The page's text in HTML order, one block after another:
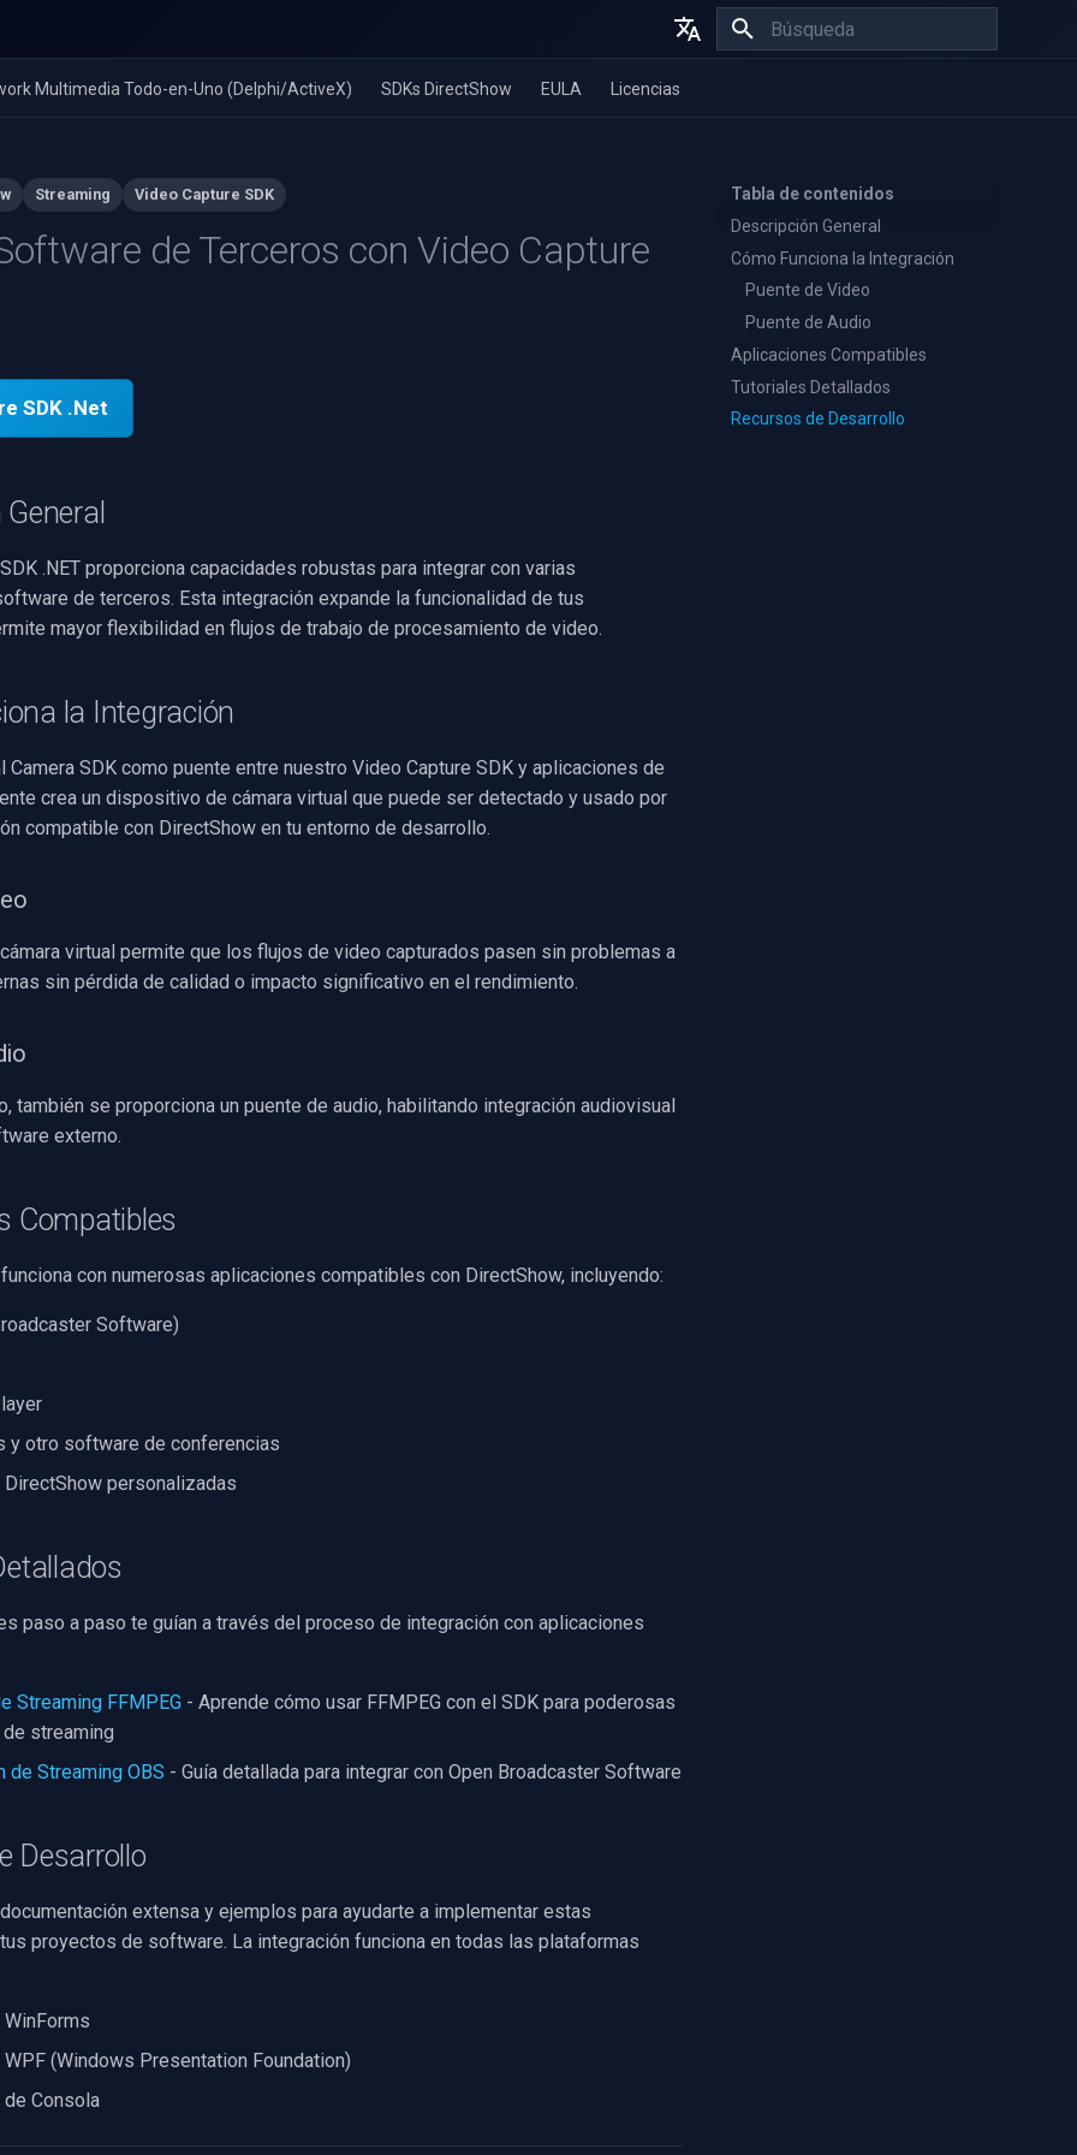
English
Multimedia Todo-en-Uno (Delphi/ActiveX) SDKs DirectShow EULA Licencias
Tabla de contenidos
Descripción General
Cómo Funciona la Integración
Puente de Video
Puente de Audio
Aplicaciones Compatibles
Tutoriales Detallados
Recursos de Desarrollo
Streaming Video Capture SDK
de Terceros con Video Capture
SDK .Net
.NET proporciona capacidades robustas para integrar con varias
de terceros. Esta integración expande la funcionalidad de tus
mayor flexibilidad en flujos de trabajo de procesamiento de video.
la Integración
Camera SDK como puente entre nuestro Video Capture SDK y aplicaciones de
crea un dispositivo de cámara virtual que puede ser detectado y usado por
compatible con DirectShow en tu entorno de desarrollo.
virtual permite que los flujos de video capturados pasen sin problemas a
sin pérdida de calidad o impacto significativo en el rendimiento.
también se proporciona un puente de audio, habilitando integración audiovisual
externo.
Compatibles
con numerosas aplicaciones compatibles con DirectShow, incluyendo:
Software)
y otro software de conferencias
personalizadas
paso a paso te guían a través del proceso de integración con aplicaciones
Streaming FFMPEG - Aprende cómo usar FFMPEG con el SDK para poderosas
streaming
de Streaming OBS - Guía detallada para integrar con Open Broadcaster Software
Desarrollo
extensa y ejemplos para ayudarte a implementar estas
proyectos de software. La integración funciona en todas las plataformas
(Windows Presentation Foundation)
Consola